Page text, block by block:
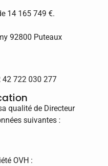
14 165 749 €.
92800 Puteaux
42 722 030 277
qualité de Directeur
suivantes :
OVH :